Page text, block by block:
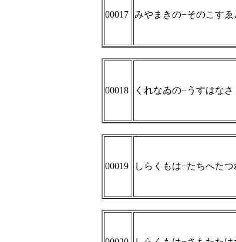
00017 みやまきの−そのこす
00018 くれなゐの−うすはな
00019 しらくもは−たちへた